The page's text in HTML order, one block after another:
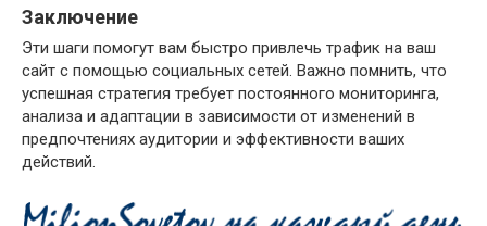
Заключение
Эти шаги помогут вам быстро привлечь трафик на ваш
сайт с помощью социальных сетей. Важно помнить, что
успешная стратегия требует постоянного мониторинга,
анализа и адаптации в зависимости от изменений в
предпочтениях аудитории и эффективности ваших
действий.